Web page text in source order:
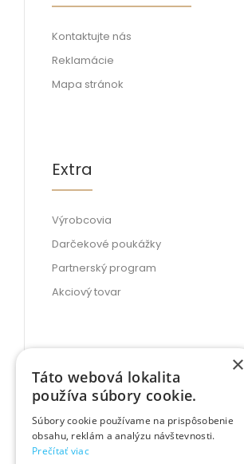
Kontaktujte nás
Reklamácie
Mapa stránok
Extra
Výrobcovia
Darčekové poukážky
Partnerský program
Akciový tovar
Môj účet
Môj účet
História objednávok
×
Táto webová lokalita
používa súbory cookie.
Súbory cookie používame na prispôsobenie
obsahu, reklám a analýzu návštevnosti.
Prečítať viac